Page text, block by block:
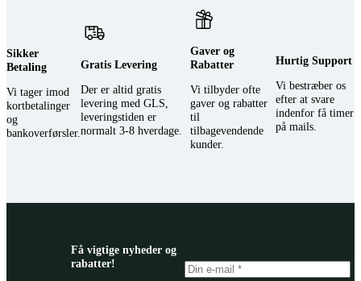
Sikker
Betaling
Vi tager imod
kortbetalinger
og
bankoverførsler.
Gratis Levering
Der er altid gratis
levering med GLS,
leveringstiden er
normalt 3-8 hverdage.
Gaver og
Rabatter
Vi tilbyder ofte
gaver og rabatter
til
tilbagevendende
kunder.
Hurtig Support
Vi bestræber os
efter at svare
indenfor få timer
på mails.
Få vigtige nyheder og
rabatter!